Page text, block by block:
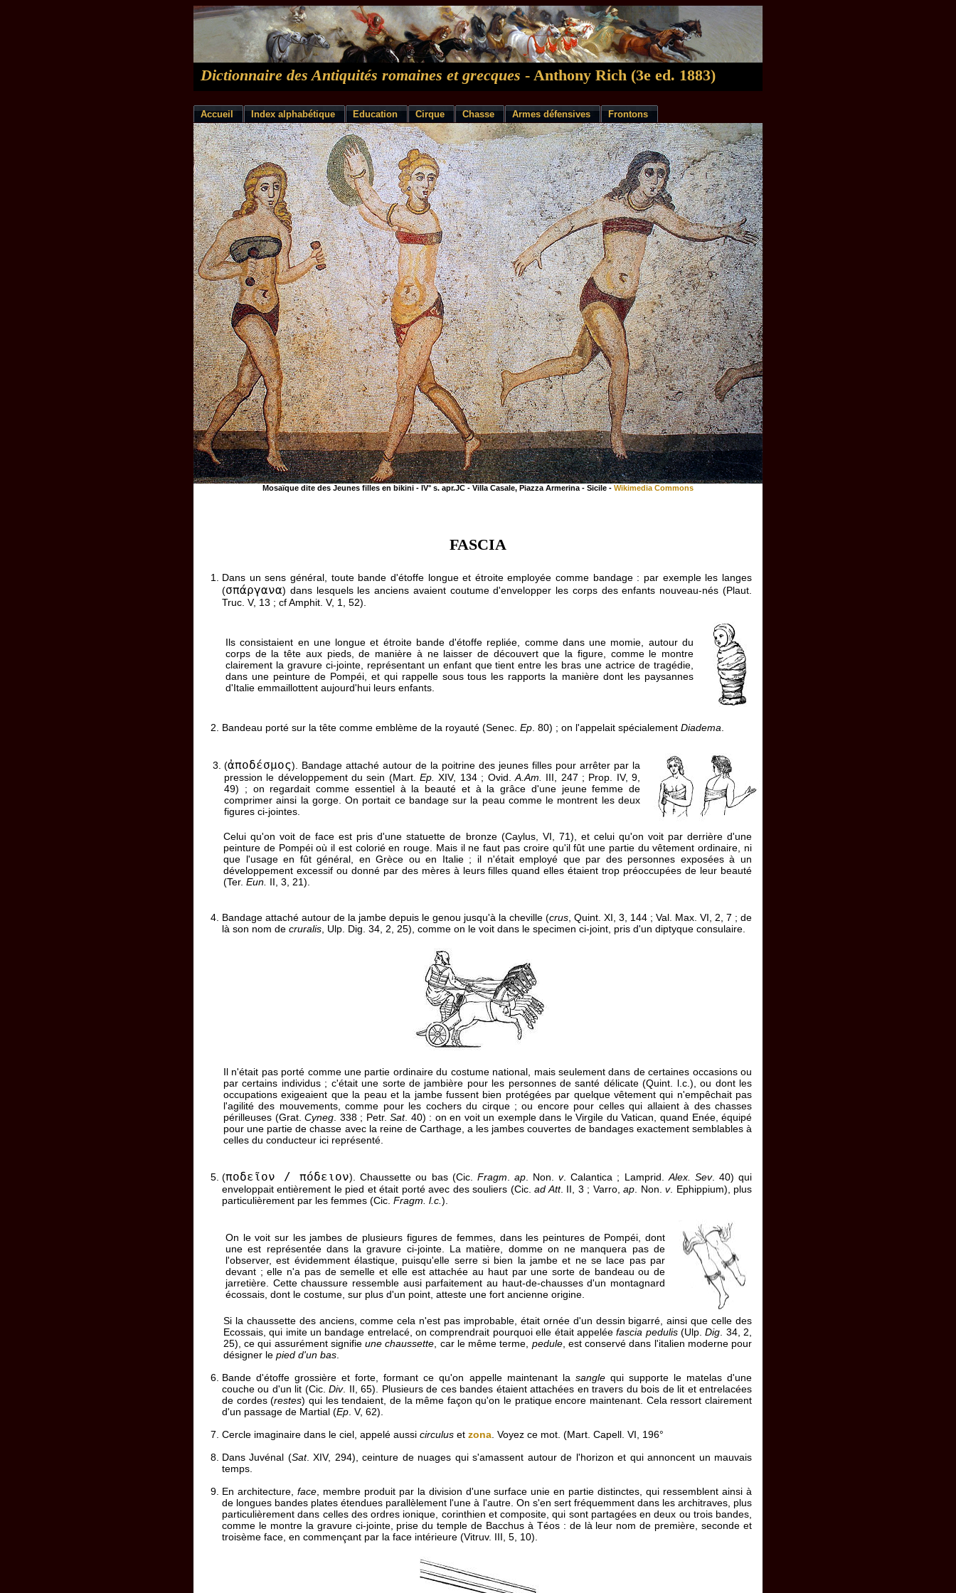
Dictionnaire des Antiquités romaines et grecques - Anthony Rich (3e ed. 1883)
Accueil Index alphabétique Education Cirque Chasse Armes défensives Frontons
Mosaïque dite des Jeunes filles en bikini - IV° s. apr.JC - Villa Casale, Piazza Armerina - Sicile - Wikimedia Commons
FASCIA
Dans un sens général, toute bande d'étoffe longue et étroite employée comme bandage : par exemple les langes
(σπάργανα) dans lesquels les anciens avaient coutume d'envelopper les corps des enfants nouveau-nés (Plaut.
Truc. V, 13 ; cf Amphit. V, 1, 52).
Ils consistaient en une longue et étroite bande d'étoffe repliée, comme dans une momie, autour du
corps de la tête aux pieds, de manière à ne laisser de découvert que la figure, comme le montre
clairement la gravure ci-jointe, représentant un enfant que tient entre les bras une actrice de tragédie,
dans une peinture de Pompéi, et qui rappelle sous tous les rapports la manière dont les paysannes
d'Italie emmaillottent aujourd'hui leurs enfants.
Bandeau porté sur la tête comme emblème de la royauté (Senec. Ep . 80) ; on l'appelait spécialement Diadema
(ἀποδέσμος). Bandage attaché autour de la poitrine des jeunes filles pour arrêter par la
pression le développement du sein (Mart.Ep. XIV, 134 ; Ovid. A.Am.
III, 247 ; Prop. IV, 9,
49) ; on regardait comme essentiel à la beauté et à la grâce d'une jeune femme de
comprimer ainsi la gorge. On portait ce bandage sur la peau comme le montrent les deux
figures ci-jointes.
Celui qu'on voit de face est pris d'une statuette de bronze (Caylus, VI, 71), et celui qu'on voit par derrière d'une
peinture de Pompéi où il est colorié en rouge. Mais il ne faut pas croire qu'il fût une partie du vêtement ordinaire, ni
que l'usage en fût général, en Grèce ou en Italie ; il n'était employé que par des personnes exposées à un
développement excessif ou donné par des mères à leurs filles quand elles étaient trop préoccupées de leur beauté
(Ter. Eun. II, 3, 21).
Bandage attaché autour de la jambe depuis le genou jusqu'à la cheville (crus , Quint. XI, 3, 144 ; Val. Max. VI, 2, 7 ; de
là son nom de cruralis , Ulp. Dig. 34, 2, 25), comme on le voit dans le specimen ci-joint, pris d'un diptyque consulaire.
Il n'était pas porté comme une partie ordinaire du costume national, mais seulement dans de certaines occasions ou
par certains individus ; c'était une sorte de jambière pour les personnes de santé délicate (Quint. l.c.), ou dont les
occupations exigeaient que la peau et la jambe fussent bien protégées par quelque vêtement qui n'empêchait pas
l'agilité des mouvements, comme pour les cochers du cirque ; ou encore pour celles qui allaient à des chasses
périlleuses (Grat.Cyneg . 338 ; Petr.Sat. 40) : on en voit un exemple dans le Virgile du Vatican, quand Enée, équipé
pour une partie de chasse avec la reine de Carthage, a les jambes couvertes de bandages exactement semblables à
celles du conducteur ici représenté.
(ποδεῖον / πόδειον). Chaussette ou bas (Cic. Fragm ap. Non.v. Calantica ; Lamprid. Alex. Sev. 40) qui
enveloppait entièrement le pied et était porté avec des souliers (Cic.ad Att. II, 3 ; Varro,ap . Non. v. Ephippium), plus
particulièrement par les femmes (Cic. Fragm. l.c. ).
On le voit sur les jambes de plusieurs figures de femmes, dans les peintures de Pompéi, dont
une est représentée dans la gravure ci-jointe. La matière, domme on ne manquera pas de
l'observer, est évidemment élastique, puisqu'elle serre si bien la jambe et ne se lace pas par
devant ; elle n'a pas de semelle et elle est attachée au haut par une sorte de bandeau ou de
jarretière. Cette chaussure ressemble ausi parfaitement au haut-de-chausses d'un montagnard
écossais, dont le costume, sur plus d'un point, atteste une fort ancienne origine.
Si la chaussette des anciens, comme cela n'est pas improbable, était ornée d'un dessin bigarré, ainsi que celle des
Ecossais, qui imite un bandage entrelacé, on comprendrait pourquoi elle était appeléefascia pedulis(Ulp.Dig . 34, 2,
25), ce qui assurément signifieune chaussette , car le même terme, pedule, est conservé dans l'italien moderne pour
désigner le pied d'un bas
Bande d'étoffe grossière et forte, formant ce qu'on appelle maintenant la sanglequi supporte le matelas d'une
couche ou d'un lit (Cic.Div. II, 65). Plusieurs de ces bandes étaient attachées en travers du bois de lit et entrelacées
de cordes (restes) qui les tendaient, de la même façon qu'on le pratique encore maintenant. Cela ressort clairement
d'un passage de Martial (Ep . V, 62).
Cercle imaginaire dans le ciel, appelé aussi circulus et zona . Voyez ce mot. (Mart. Capell. VI, 196°
Dans Juvénal (Sat. XIV, 294), ceinture de nuages qui s'amassent autour de l'horizon et qui annoncent un mauvais
temps.
En architecture, face, membre produit par la division d'une surface unie en partie distinctes, qui ressemblent ainsi à
de longues bandes plates étendues parallèlement l'une à l'autre. On s'en sert fréquemment dans les architraves, plus
particulièrement dans celles des ordres ionique, corinthien et composite, qui sont partagées en deux ou trois bandes,
comme le montre la gravure ci-jointe, prise du temple de Bacchus à Téos : de là leur nom de première, seconde et
troisème face, en commençant par la face intérieure (Vitruv. III, 5, 10).